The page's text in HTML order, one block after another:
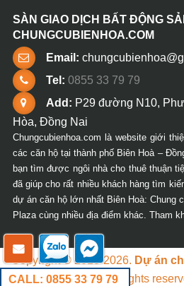
SÀN GIAO DỊCH BẤT ĐỘNG
CHUNGCUBIENHOA.COM
Email:
Tel: 0855 33 79 79
Add: P29 đường N10,
Hòa, Đồng Nai
Chungcubienhoa.com là website giới
các căn hộ tại thành phố Biên Hoà –
bạn tìm được ngôi nhà cho thuê thuận
đã giúp cho rất nhiều khách hàng tìm
dự án căn hộ lớn nhất Biên Hoà: Chung
Plaza cùng nhiều địa điểm khác. Tham
CALL: 0855 33 79 79
Copyright © 2018-2026. Dự án
rights